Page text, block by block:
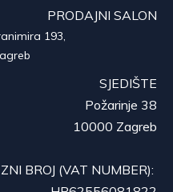
PRODAJNI SALON
193,
SJEDIŠTE
Požarinje 38
10000 Zagreb
BROJ (VAT NUMBER):